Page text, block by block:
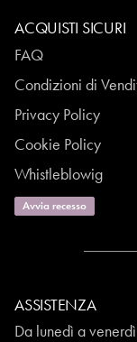
ACQUISTI SICURI
FAQ
Condizioni di
Privacy Policy
Cookie Policy
Whistleblowig
Avvia recesso
ASSISTENZA
Da lunedì a